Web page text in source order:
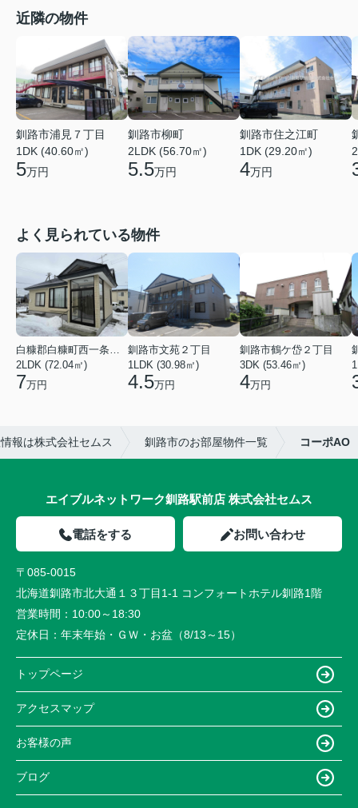
近隣の物件
釧路市浦見７丁目
1DK (40.60㎡)
5万円
釧路市柳町
2LDK (56.70㎡)
5.5万円
釧路市住之江町
1DK (29.20㎡)
4万円
よく見られている物件
2LDK (72.04㎡)
7万円
釧路市文苑２丁目
1LDK (30.98㎡)
4.5万円
釧路市鶴ケ岱２丁目
3DK (53.46㎡)
4万円
報は株式会社セムス 釧路市のお部屋物件一覧 コーポAO
エイブルネットワーク釧路駅前店 株式会社セムス
電話をする お問い合わせ
〒085-0015
北海道釧路市北大通１３丁目1-1 コンフォートホテル釧路1階
営業時間： 10:00～18:30
定休日： 年末年始・ＧＷ・お盆（8/13～15）
トップページ
アクセスマップ
お客様の声
ブログ